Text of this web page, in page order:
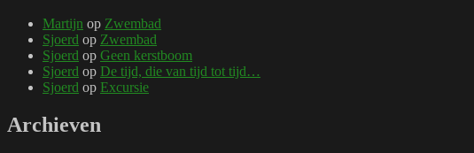
Martijn op Zwembad
Sjoerd op Zwembad
Sjoerd op Geen kerstboom
Sjoerd op De tijd, die van tijd tot tijd…
Sjoerd op Excursie
Archieven